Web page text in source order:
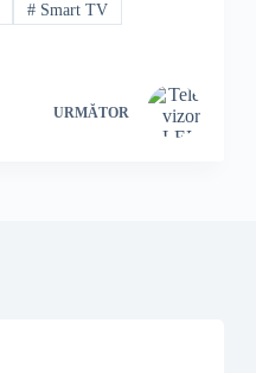
# Smart TV
URMĂTOR